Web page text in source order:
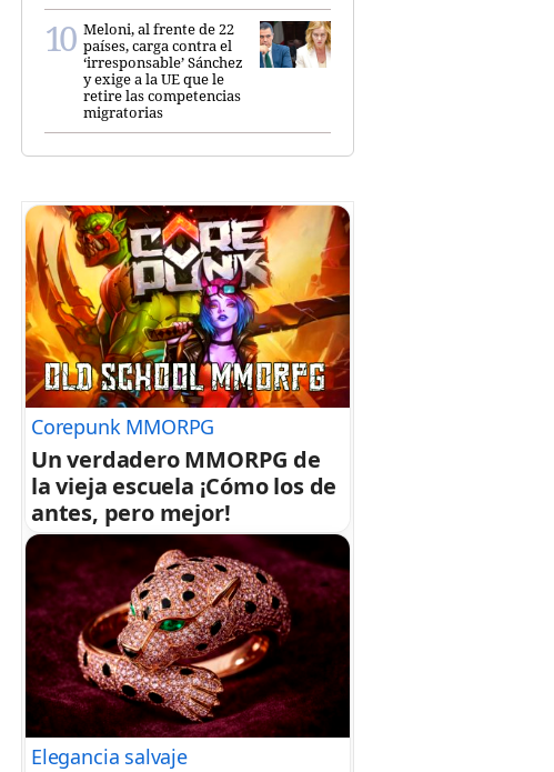
Meloni, al frente de 22
países, carga contra el
‘irresponsable’ Sánchez
y exige a la UE que le
retire las competencias
migratorias
Corepunk MMORPG
Un verdadero MMORPG de
la vieja escuela ¡Cómo los de
antes, pero mejor!
Elegancia salvaje